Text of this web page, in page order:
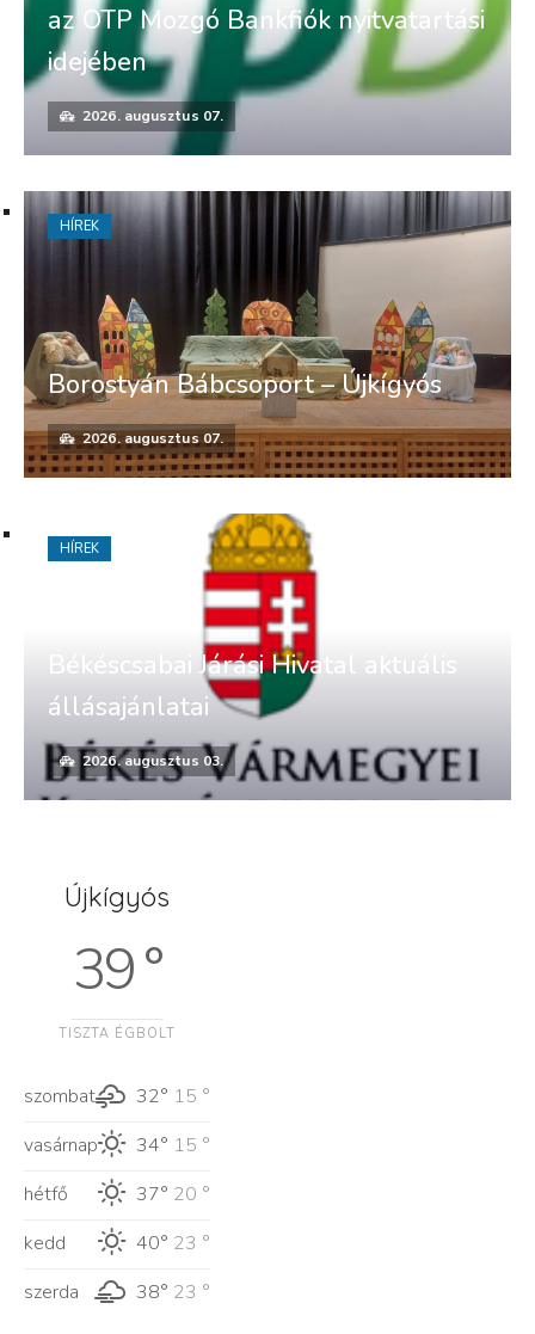
az OTP Mozgó Bankfiók nyitvatartási
idejében
2026. augusztus 07.
Borostyán Bábcsoport – Újkígyós
2026. augusztus 07.
HÍREK
Békéscsabai Járási Hivatal aktuális
állásajánlatai
2026. augusztus 03.
HÍREK
Újkígyós
39 °
TISZTA ÉGBOLT
szombat 32° 15 °
vasárnap
34° 15 °
hétfő
37° 20 °
kedd
40° 23 °
szerda
38° 23 °